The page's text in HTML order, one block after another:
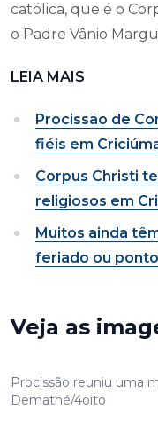
católica, que é o
o Padre Vânio
LEIA MAIS
Procissão de
fiéis em
Corpus Christi
religiosos em
Muitos ainda
feriado ou
Veja as
Procissão reuniu uma
Demathé/4oito